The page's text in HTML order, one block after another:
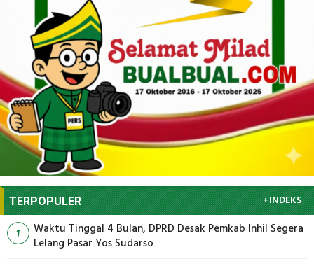
TERPOPULER +INDEKS
1
Waktu Tinggal 4 Bulan, DPRD Desak Pemkab Inhil Segera
Lelang Pasar Yos Sudarso